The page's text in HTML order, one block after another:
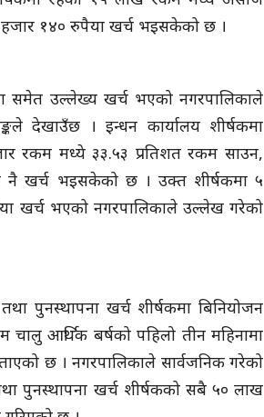
१४० रुपैया खर्च भइसकेको छ ।
समेत उल्लेख्य खर्च भएको नगरपालिकाले
देखाउँछ । इन्धन कार्यालय शीर्षकमा
रकम मध्ये ३३.५३ प्रतिशत रकम साउन,
नै खर्च भइसकेको छ । उक्त शीर्षकमा ५
खर्च भएको नगरपालिकाले उल्लेख गरेको
पुनस्थापना खर्च शीर्षकमा बिनियोजन
आर्थिक बर्षको पहिलो तीन महिनामा
छ । नगरपालिकाले सार्वजनिक गरेको
पुनस्थापना खर्च शीर्षकको सबै ५० लाख